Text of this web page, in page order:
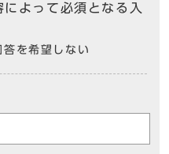
によって必須となる入
答を希望しない